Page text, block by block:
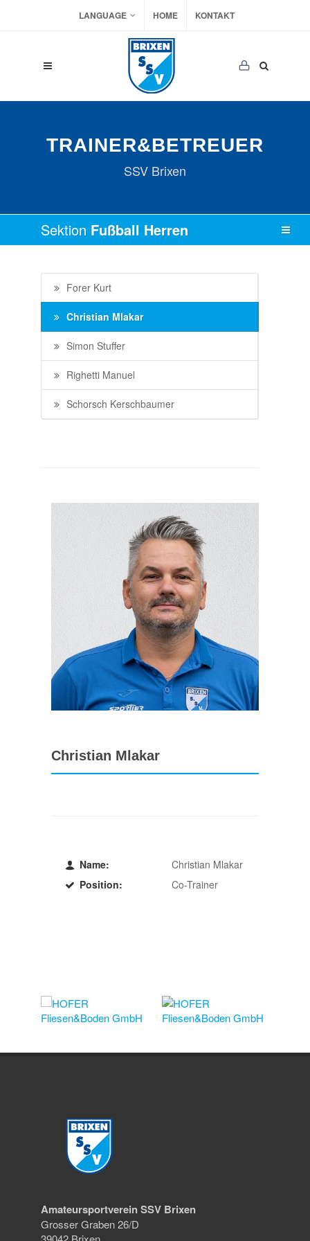
LANGUAGE HOME KONTAKT
TRAINER&BETREUER
SSV Brixen
Sektion Fußball Herren
Forer Kurt
Christian Mlakar
Simon Stuffer
Righetti Manuel
Schorsch Kerschbaumer
Christian Mlakar
Name:
Christian Mlakar
Position:
Co-Trainer
Amateursportverein SSV Brixen
Grosser Graben 26/D